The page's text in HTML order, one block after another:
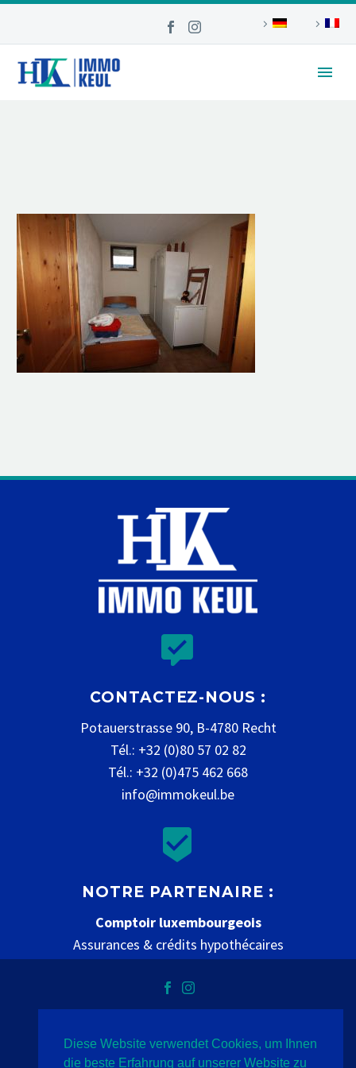


CONTACTEZ-NOUS :
Potauerstrasse 90, B-4780 Recht
Tél.: +32 (0)80 57 02 82
Tél.: +32 (0)475 462 668
info@immokeul.be


NOTRE PARTENAIRE :
Comptoir luxembourgeois
Assurances & crédits hypothécaires
Datenschutz Impressum Kontakt
Diese Website verwendet Cookies, um Ihnen
die beste Erfahrung auf unserer Website zu